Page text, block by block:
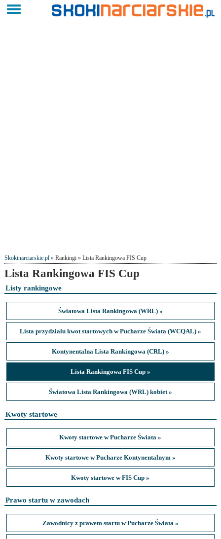
Skokinarciarskie.pl» Rankingi » Lista Rankingowa FIS Cup
Lista Rankingowa FIS Cup
Listy rankingowe
Światowa Lista Rankingowa (WRL) »
Lista przydziału kwot startowych w Pucharze Świata (WCQAL) »
Kontynentalna Lista Rankingowa (CRL) »
Lista Rankingowa FIS Cup »
Światowa Lista Rankingowa (WRL) kobiet »
Kwoty startowe
Kwoty startowe w Pucharze Świata »
Kwoty startowe w Pucharze Kontynentalnym »
Kwoty startowe w FIS Cup »
Prawo startu w zawodach
Zawodnicy z prawem startu w Pucharze Świata »